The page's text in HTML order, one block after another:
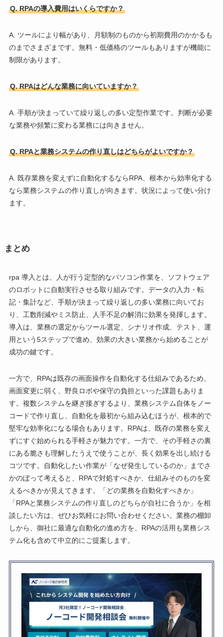
Q. RPAの導入費用はいくらですか？
A. ツールにより幅があり、月額制のものから初期費用のかかるも
のまでさまざまです。無料・低価格のツールもありますが機能に
制限があります。
Q. RPAはどんな業務に向いていますか？
A. 手順が決まっていて繰り返しの多い定型作業です。判断が必要
な業務や頻繁に変わる業務には向きません。
Q. RPAと業務システムの作り直しはどちらがよいですか？
A. 既存業務を変えずに自動化するならRPA、根本から効率化する
なら業務システムの作り直しが向きます。状況によって使い分け
ます。
まとめ
rpa 導入とは、人が行う定型的なパソコン作業を、ソフトウェア
のロボットに自動実行させる取り組みです。データの入力・転
記・集計など、手順が決まって繰り返しの多い業務に向いてお
り、工数削減やミス防止、人手不足の解消に効果を発揮します。
導入は、業務の選定からツール選定、シナリオ作成、テスト、運
用という5ステップで進め、効果の大きい業務から始めることが
成功の鍵です。
一方で、RPAは既存の画面操作を自動化する仕組みであるため、
画面変更に弱く、野良ロボや保守の負担といった課題もありま
す。複数システムを継ぎ接ぎするより、業務システム自体をノー
コードで作り直し、自動化を最初から組み込むほうが、根本的で
堅牢な効率化になる場合もあります。RPAは、既存の業務を変え
ずにすぐ始められる手軽さが魅力です。一方で、その手軽さの裏
にある脆さも理解したうえで使うことが、長く効果を出し続ける
コツです。自動化したい作業が「なぜ発生しているのか」までさ
かのぼって考えると、RPAで対処すべきか、仕組みそのものを変
えるべきかが見えてきます。「どの業務を自動化すべきか」
「RPAと業務システムの作り直しのどちらが自社に合うか」を相
談したい方は、ぜひお気軽にお問い合わせください。業務の棚卸
しから、御社に最適な自動化の進め方を、RPAの活用も業務シス
テム化も含めて中立的にご提案します。